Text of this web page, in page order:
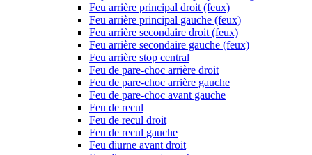
Feu arrière principal droit (feux)
Feu arrière principal gauche (feux)
Feu arrière secondaire droit (feux)
Feu arrière secondaire gauche (feux)
Feu arrière stop central
Feu de pare-choc arrière droit
Feu de pare-choc arrière gauche
Feu de pare-choc avant gauche
Feu de recul
Feu de recul droit
Feu de recul gauche
Feu diurne avant droit